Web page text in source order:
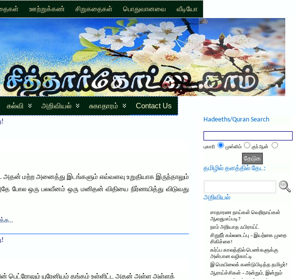
ஊற்றுக்கண் சிறுகதைகள் பொதுவானவை வீடியோ
கல்வி அறிவியல் சுகாதாரம் Contact Us
மற்ற அனைத்து இடங்களும் எவ்வளவு உறுதியாக இருந்தாலும்
ஒரு பலவீனம் ஒரு மனிதன் விதியை நிர்ணயித்து விடுவது
பெட்ரோலும் யுரேனியம் தங்கம் உள்ளிட்ட அதன் அள்ள அள்ளக்
Hadeeths/Quran Search
புகாரி முஸ்லிம் குர்ஆன்
தமிழில் தளத்தில் தேட:
அறிவியல்
சாதாரண நாய்கள் வெறிநாய்கள்
ஆவது எப்படி?
நாம் அறியாத ஃபிராய்ட்
சிறுநீர் கல்லடைப்பு – இயற்கை முறை
சிகிச்சை!
கர்ப்ப காலத்தில் பெண்களுக்கு
அன்பான வழிகாட்டி
இ மெயிலைக் கண்டுபிடித்த தமிழர்!
ஆராய்ச்சிகள் – அன்றும், இன்றும்